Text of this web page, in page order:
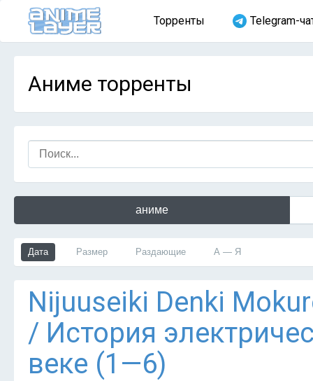
Торренты Telegram-
Аниме торренты
аниме
Дата Размер Раздающие А — Я
Nijuuseiki Denki
/ История
веке (1—6)